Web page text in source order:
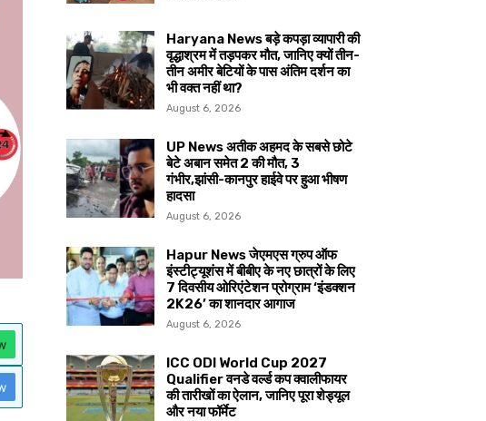
Haryana News बड़े कपड़ा व्यापारी की
वृद्धाश्रम में तड़पकर मौत, जानिए क्यों तीन-
तीन अमीर बेटियों के पास अंतिम दर्शन का
भी वक्त नहीं था?
August 6, 2026
UP News अतीक अहमद के सबसे छोटे
बेटे अबान समेत 2 की मौत, 3
गंभीर,झांसी-कानपुर हाईवे पर हुआ भीषण
हादसा
August 6, 2026
Hapur News जेएमएस ग्रुप ऑफ
इंस्टीट्यूशंस में बीबीए के नए छात्रों के लिए
7 दिवसीय ओरिएंटेशन प्रोग्राम ‘इंडक्शन
2K26’ का शानदार आगाज
August 6, 2026
ICC ODI World Cup 2027
Qualifier वनडे वर्ल्ड कप क्वालीफायर
की तारीखों का ऐलान, जानिए पूरा शेड्यूल
और नया फॉर्मेट